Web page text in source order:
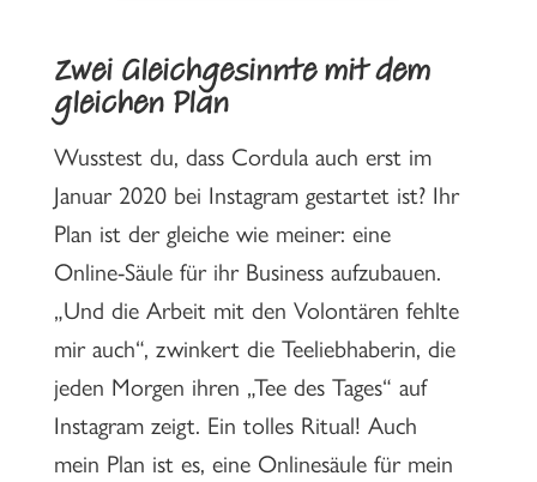
Zwei Gleichgesinnte mit dem
gleichen Plan
Wusstest du, dass Cordula auch erst im
Januar 2020 bei Instagram gestartet ist? Ihr
Plan ist der gleiche wie meiner: eine
Online-Säule für ihr Business aufzubauen.
„Und die Arbeit mit den Volontären fehlte
mir auch“, zwinkert die Teeliebhaberin, die
jeden Morgen ihren „Tee des Tages“ auf
Instagram zeigt. Ein tolles Ritual! Auch
mein Plan ist es, eine Onlinesäule für mein